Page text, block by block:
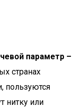
параметр –
странах
пользуются
нитку или